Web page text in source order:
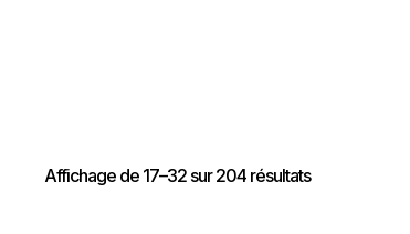
Affichage de 17–32 sur 204 résultats